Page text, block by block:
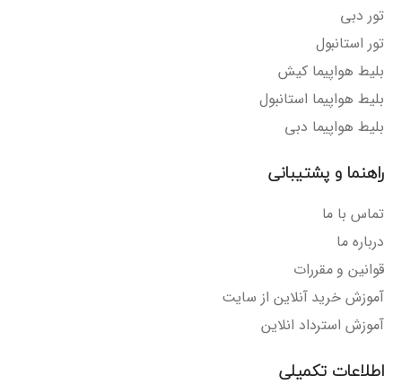
تور دبی
تور استانبول
بلیط هواپیما کیش
بلیط هواپیما استانبول
بلیط هواپیما دبی
راهنما و پشتیبانی
تماس با ما
درباره ما
قوانین و مقررات
آموزش خرید آنلاین از سایت
آموزش استرداد انلاین
اطلاعات تکمیلی